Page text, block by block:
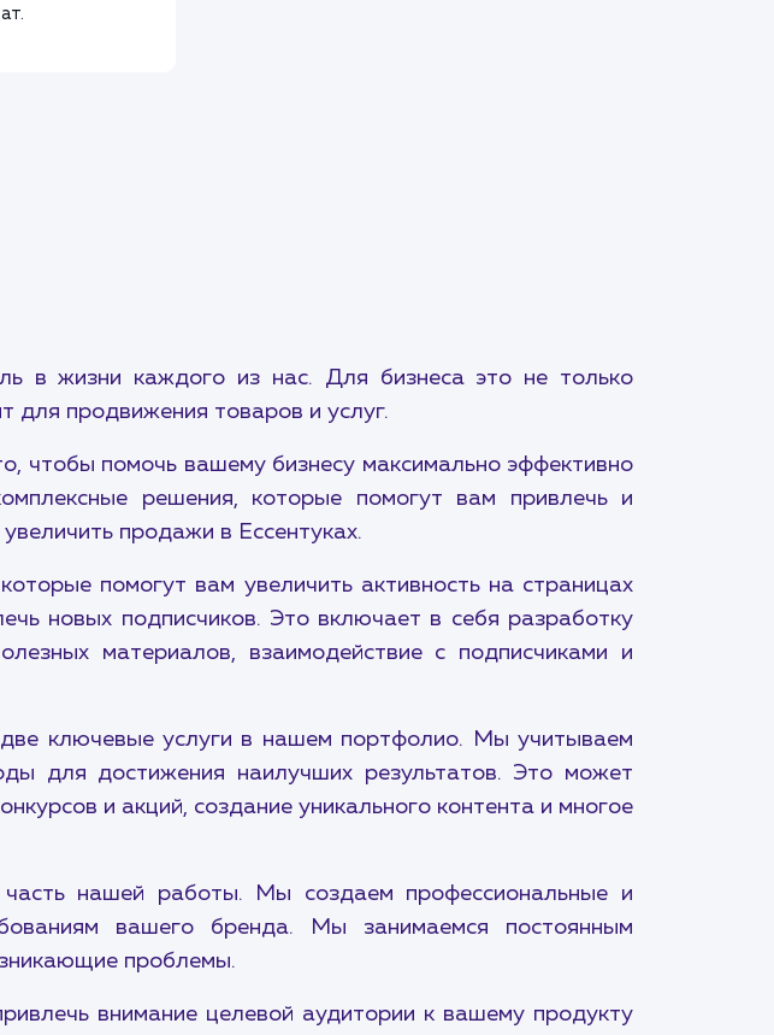
в жизни каждого из нас. Для бизнеса это не только
продвижения товаров и услуг.
чтобы помочь вашему бизнесу максимально эффективно
решения, которые помогут вам привлечь и
продажи в Ессентуках.
помогут вам увеличить активность на страницах
новых подписчиков. Это включает в себя разработку
материалов, взаимодействие с подписчиками и
ключевые услуги в нашем портфолио. Мы учитываем
для достижения наилучших результатов. Это может
и акций, создание уникального контента и многое
нашей работы. Мы создаем профессиональные и
вашего бренда. Мы занимаемся постоянным
проблемы.
внимание целевой аудитории к вашему продукту